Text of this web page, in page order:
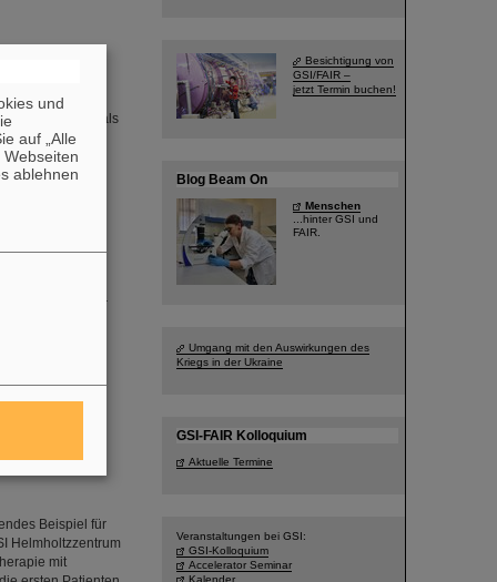
Eigenschaften
Germanium-64 als
bilden die
als Teil von
unter
der Wegbereiter
Beispiel für
Helmholtzzentrum
mit
Besichtigung von
GSI/FAIR –
jetzt Termin buchen!
Blog Beam On
Menschen
...hinter GSI und
FAIR.
Umgang mit den Auswirkungen des
Kriegs in der Ukraine
GSI-FAIR Kolloquium
Aktuelle Termine
Veranstaltungen bei GSI:
GSI-Kolloquium
Accelerator Seminar
Kalender
und
auf „Alle
ablehnen